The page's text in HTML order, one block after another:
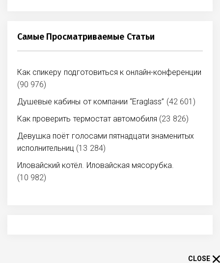
Самые Просматриваемые Статьи
Как спикеру подготовиться к онлайн-конференции
(90 976)
Душевые кабины от компании “Eraglass” (42 601)
Как проверить термостат автомобиля (23 826)
Девушка поёт голосами пятнадцати знаменитых
исполнительниц (13 284)
Иловайский котёл. Иловайская мясорубка.
(10 982)
CLOSE